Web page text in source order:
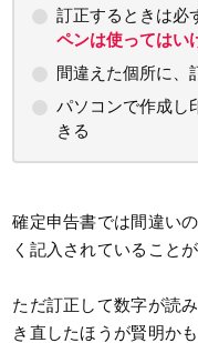
訂正するときは必
ペンは使ってはい
間違えた個所に、
パソコンで作成し
きる
確定申告書では間違い
く記入されていること
ただ訂正して数字が読
き直したほうが賢明か